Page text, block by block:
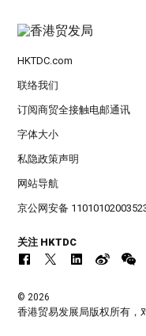
HKTDC.com
联络我们
订阅商贸全接触电邮通讯
字体大小
私隐政策声明
网站导航
京公网安备
关注 HKTDC
© 2026
香港贸易发展局版权所有，